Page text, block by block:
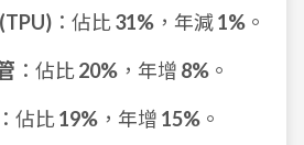
：佔比31% ，年減1% 。
：佔比20% ，年增 8% 。
：佔比19% ，年增 15% 。